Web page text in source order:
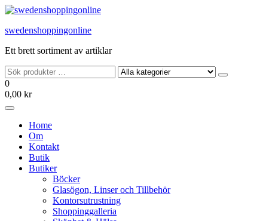
Hoppa
innehållet
swedenshoppingonline
Ett brett sortiment av artiklar
0
0,00 kr
Home
Om
Kontakt
Butik
Butiker
Böcker
Glasögon, Linser och Tillbehör
Kontorsutrustning
Shoppinggalleria